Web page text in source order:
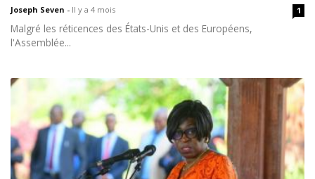
Joseph Seven - Il y a 4 mois 1
Malgré les réticences des États-Unis et des Européens,
l'Assemblée...